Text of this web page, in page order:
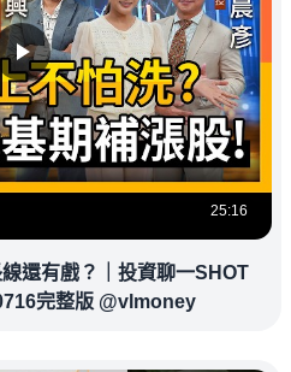
25:16
還有戲？｜投資聊一SHOT
完整版 @vlmoney